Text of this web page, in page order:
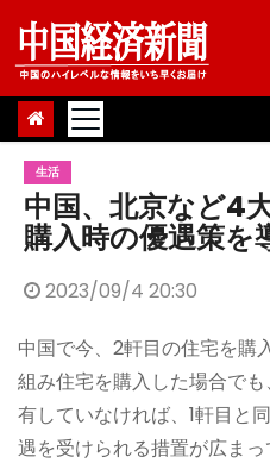
Skip
content
生活
中国、北京など4
購入時の優遇策を
2023/09/4 20:30
中国で今、2軒目の住宅を購
組み住宅を購入した場合で
有していなければ、1軒目と
遇を受けられる措置が広まっ